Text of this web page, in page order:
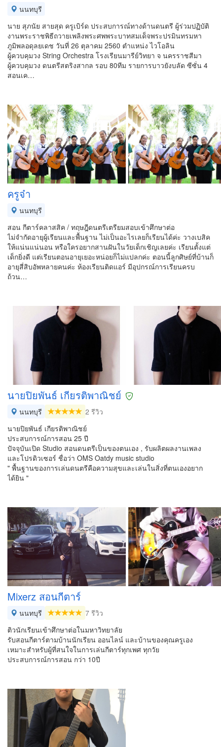
นนทบุรี
นาย สุภนัย สายสุด ครูเบิร์ด ประสบการณ์ทางด้านดนตรี ผู้ร่วมปฏิบัติ
งานพระราชพิธีถวายเพลิงพระศพพระบาทสมเด็จพระปรมินทรมหา
ภูมิพลอดุลยเดช วันที่ 26 ตุลาคม 2560 ตำแหน่ง ไวโอลิน
ผู้ควบคุมวง String Orchestra โรงเรียนมารีย์วิทยา จ นครราชสีมา
ผู้ควบคุมวง ดนตรีสตริงสากล รอบ 80ทีม รายการบาวยังบลัด ซีซั่น 4
สอนเค…
ครูจ๋า
นนทบุรี
สอน กีตาร์คลาสสิค / ทฤษฎีดนตรีเตรียมสอบเข้าศึกษาต่อ
ไม่จำกัดอายุผู้เรียนและพื้นฐาน ไม่เป็นอะไรเลยก็เรียนได้ค่ะ วางเบสิค
ให้แน่นแน่นอน หรือใครอยากสานฝันในวัยเด็กเชิญเลยค่ะ เรียนตั้งแต่
เด็กยิ่งดี แต่เรียนตอนอายุเยอะหน่อยก็ไม่แปลกค่ะ ตอนนี้ลูกศิษย์ที่บ้านก็
อายุสี่สิบอัพหลายคนค่ะ ห้องเรียนติดแอร์ มีอุปกรณ์การเรียนครบ
ถ้วน…
นายปิยพันธ์ เกียรติพาณิชย์
นนทบุรี
2 รีวิว
นายปิยพันธ์ เกียรติพาณิชย์
ประสบการณ์การสอน 25 ปี
ปัจจุบันเปิด Studio สอนดนตรีเป็นของตนเอง , รับผลิตผลงานเพลง
และโปรดิวเซอร์ ชื่อว่า OMS Oatdy music studio
" พื้นฐานของการเล่นดนตรีคือความสุขและเล่นในสิ่งที่ตนเองอยาก
ได้ยิน "
Mixerz สอนกีตาร์
นนทบุรี
7 รีวิว
ติวนักเรียนเข้าศึกษาต่อในมหาวิทยาลัย
รับสอนกีตาร์ตามบ้านนักเรียน ออนไลน์ และบ้านของคุณครูเอง
เหมาะสำหรับผู้ที่สนใจในการเล่นกีตาร์ทุกเพศ ทุกวัย
ประสบการณ์การสอน กว่า 10ปี